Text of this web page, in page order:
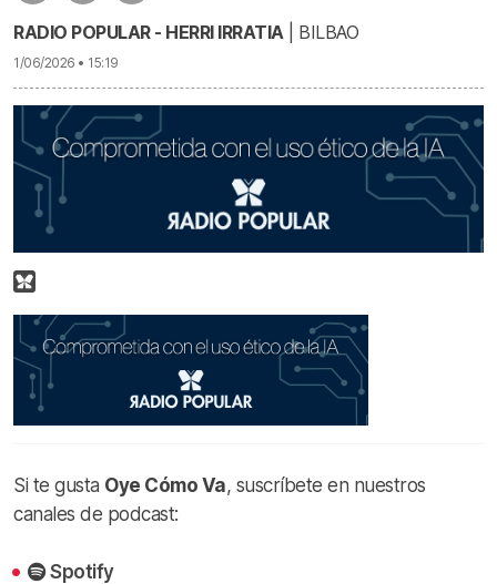
RADIO POPULAR - HERRI IRRATIA| BILBAO
1/06/2026 • 15:19
Si te gusta Oye Cómo Va, suscríbete en nuestros
canales de podcast:
Spotify